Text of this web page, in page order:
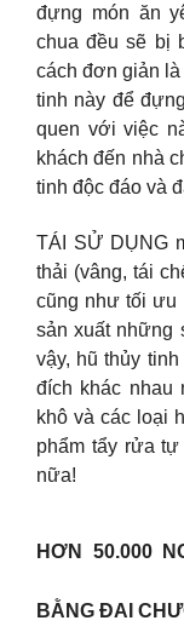
đựng món ăn
chua đều sẽ bị
cách đơn giản
tinh này để
quen với việc
khách đến nhà
tinh độc đáo và
TÁI SỬ DỤNG
thải (vâng, tái
cũng như tối ưu
sản xuất những
vậy, hũ thủy
đích khác nhau
khô và các loại
phẩm tẩy rửa
nữa!
HƠN 50.000
BẰNG ĐAI